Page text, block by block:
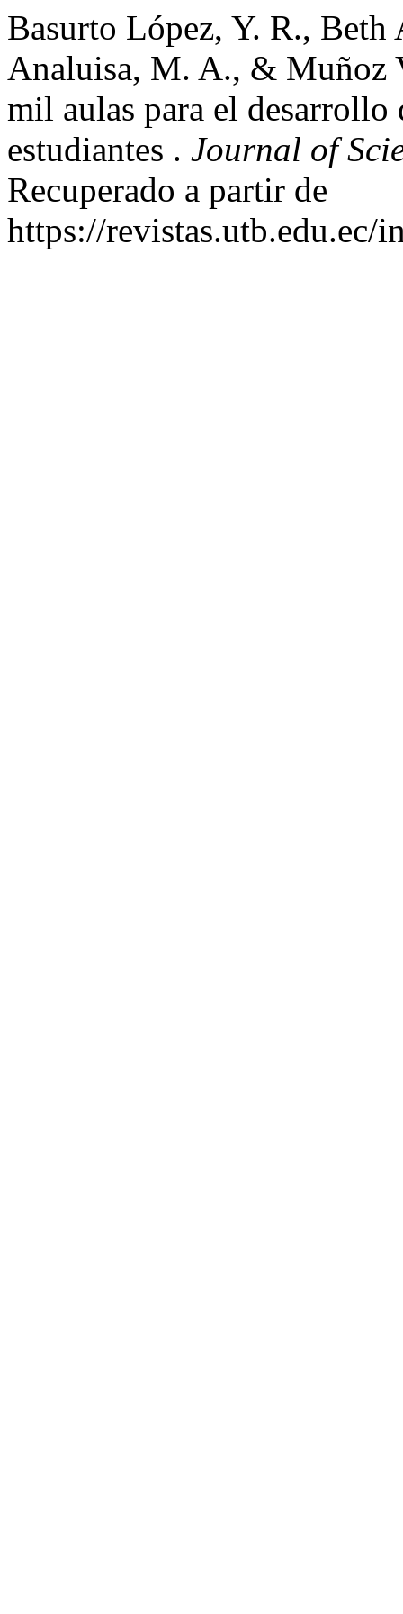
Basurto López, Y. R.,
Analuisa, M. A., & Muñoz
mil aulas para el
estudiantes . Journal of
Recuperado a partir de
https://revistas.utb.edu.ec/